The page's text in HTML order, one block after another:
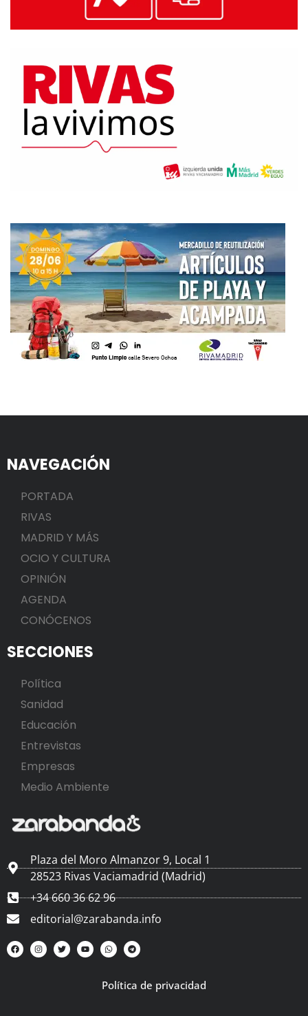
NAVEGACIÓN
PORTADA
RIVAS
MADRID Y MÁS
OCIO Y CULTURA
OPINIÓN
AGENDA
CONÓCENOS
SECCIONES
Política
Sanidad
Educación
Entrevistas
Empresas
Medio Ambiente
Plaza del Moro Almanzor 9, Local 1
28523 Rivas Vaciamadrid (Madrid)
+34 660 36 62 96
editorial@zarabanda.info
Política de privacidad